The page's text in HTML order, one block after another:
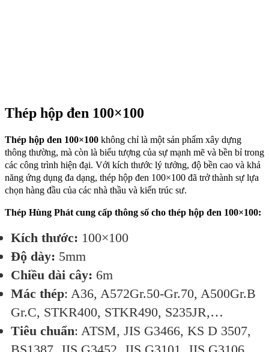
Thép hộp đen 100×100
Thép hộp đen 100×100 không chỉ là một sản phẩm xây dựng
thông thường, mà còn là biểu tượng của sự mạnh mẽ và bền bỉ trong
các công trình hiện đại. Với kích thước lý tưởng, độ bền cao và khả
năng ứng dụng đa dạng, thép hộp đen 100×100 đã trở thành sự lựa
chọn hàng đầu của các nhà thầu và kiến trúc sư.
Thép Hùng Phát cung cấp thông số cho thép hộp đen 100×100:
Kích thước: 100×100
Độ dày: 5mm
Chiều dài cây: 6m
Mác thép: A36, A572Gr.50-Gr.70, A500Gr.B
Gr.C, STKR400, STKR490, S235JR,…
Tiêu chuẩn: ATSM, JIS G3466, KS D 3507,